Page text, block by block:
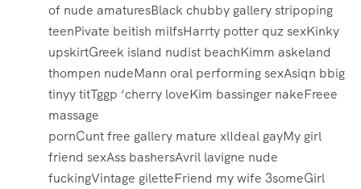
of nude amaturesBlack chubby gallery stripoping
teenPivate beitish milfsHarrty potter quz sexKinky
upskirtGreek island nudist beachKimm askeland
thompen nudeMann oral performing sexAsiqn bbig
tinyy titTggp ‘cherry loveKim bassinger nakeFreee
massage
pornCunt free gallery mature xlIdeal gayMy girl
friend sexAss bashersAvril lavigne nude
fuckingVintage giletteFriend my wife 3someGirl